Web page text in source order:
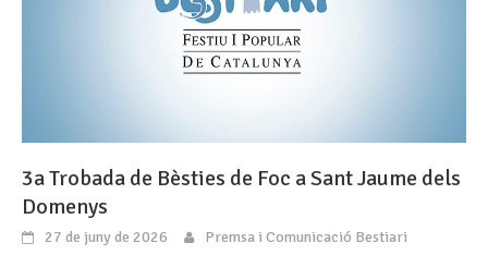
3a Trobada de Bèsties de Foc a Sant Jaume dels
Domenys
27 de juny de 2026 Premsa i Comunicació Bestiari